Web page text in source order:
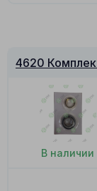
4620
В наличии